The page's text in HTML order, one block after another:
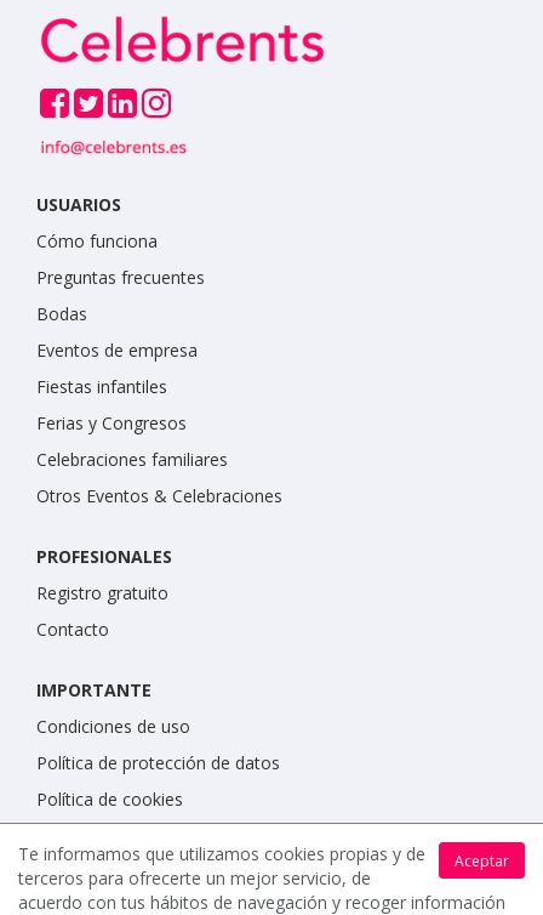
USUARIOS
Cómo funciona
Preguntas frecuentes
Bodas
Eventos de empresa
Fiestas infantiles
Ferias y Congresos
Celebraciones familiares
Otros Eventos & Celebraciones
PROFESIONALES
Registro gratuito
Contacto
IMPORTANTE
Condiciones de uso
Política de protección de datos
Política de cookies
Aceptar
Te informamos que utilizamos cookies propias y de
terceros para ofrecerte un mejor servicio, de
acuerdo con tus hábitos de navegación y recoger información